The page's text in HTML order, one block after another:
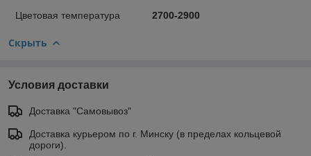
Цветовая температура 2700-2900
Скрыть
Условия доставки
Доставка "Самовывоз"
Доставка курьером по г. Минску (в пределах кольцевой
дороги).